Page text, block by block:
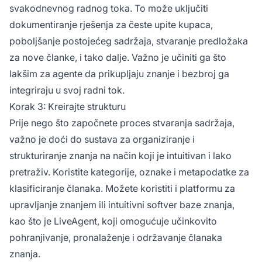
svakodnevnog radnog toka. To može uključiti
dokumentiranje rješenja za česte upite kupaca,
poboljšanje postojećeg sadržaja, stvaranje predložaka
za nove članke, i tako dalje. Važno je učiniti ga što
lakšim za agente da prikupljaju znanje i bezbroj ga
integriraju u svoj radni tok.
Korak 3: Kreirajte strukturu
Prije nego što započnete proces stvaranja sadržaja,
važno je doći do sustava za organiziranje i
strukturiranje znanja na način koji je intuitivan i lako
pretraživ. Koristite kategorije, oznake i metapodatke za
klasificiranje članaka. Možete koristiti i platformu za
upravljanje znanjem ili intuitivni softver baze znanja,
kao što je LiveAgent, koji omogućuje učinkovito
pohranjivanje, pronalaženje i održavanje članaka
znanja.